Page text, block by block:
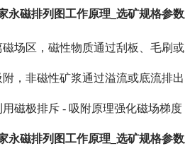
磁排列图工作原理_选矿规格参
场区，磁性物质通过刮板、毛刷
，非磁性矿浆通过溢流或底流排
磁极排斥 - 吸附原理强化磁场梯
永磁排列图工作原理_选矿规格参